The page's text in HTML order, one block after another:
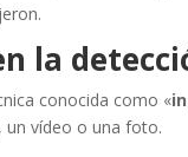
la
conocida como «
un vídeo o una foto.